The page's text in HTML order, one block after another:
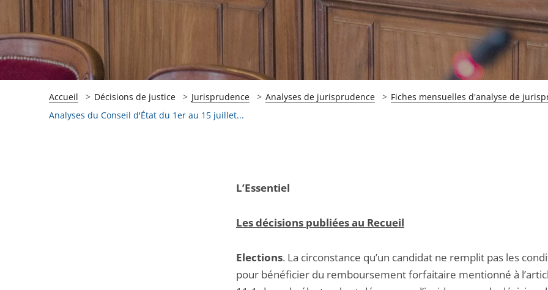
Accueil Décisions de justice Jurisprudence Analyses de jurisprudence
Fiches mensuelles d'analyse de
Analyses du Conseil d'État du 1er au 15 juillet...
L’Essentiel
Les décisions publiées au Recueil
Elections. La circonstance qu’un candidat ne remplit pas les
pour bénéficier du remboursement forfaitaire mentionné à